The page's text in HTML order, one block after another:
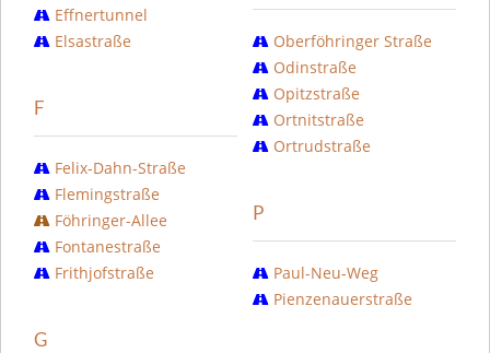
Effnertunnel
Elsastraße
F
Felix-Dahn-Straße
Flemingstraße
Föhringer-Allee
Fontanestraße
Frithjofstraße
G
Oberföhringer Straße
Odinstraße
Opitzstraße
Ortnitstraße
Ortrudstraße
P
Paul-Neu-Weg
Pienzenauerstraße